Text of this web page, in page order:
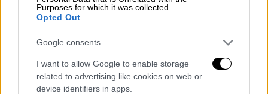
Purposes for which it was collected.
Opted Out
Google consents
I want to allow Google to enable storage
related to advertising like cookies on web or
device identifiers in apps.
Πολιτική|19.07.2024 06:45